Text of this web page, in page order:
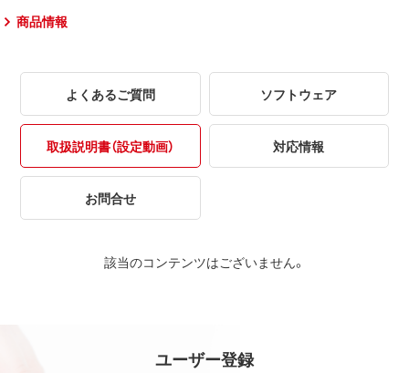
商品情報
よくあるご質問 ソフトウェア
取扱説明書（設定動画） 対応情報
お問合せ
該当のコンテンツはございません。
ユーザー登録